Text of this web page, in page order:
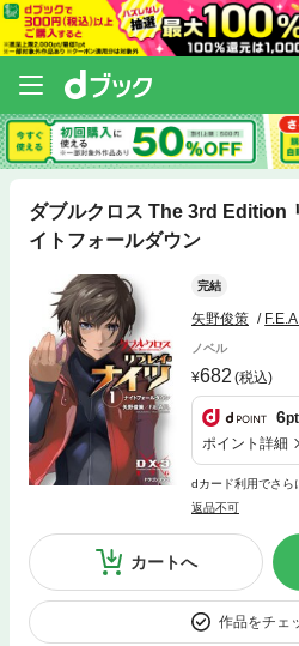
ダブルクロス The 3rd
イトフォールダウン
完結
矢野俊策
ノベル
682 (税込)
6pt
ポイント詳細
dカード利用でさら
返品不可
カートへ
作品をチェ